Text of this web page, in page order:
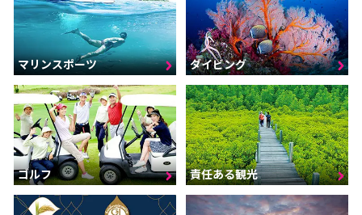
マリンスポーツ ダイビング
ゴルフ 責任ある観光